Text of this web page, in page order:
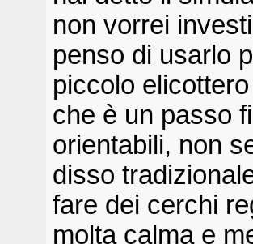
non vorrei
penso di usarlo
piccolo
che è un passo
orientabili, non
disso
fare dei cerchi
molta calma e